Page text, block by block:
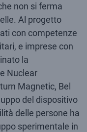
non si ferma
Al progetto
con competenze
e imprese con
la
Nuclear
Magnetic, Bel
del dispositivo
delle persone ha
sperimentale in